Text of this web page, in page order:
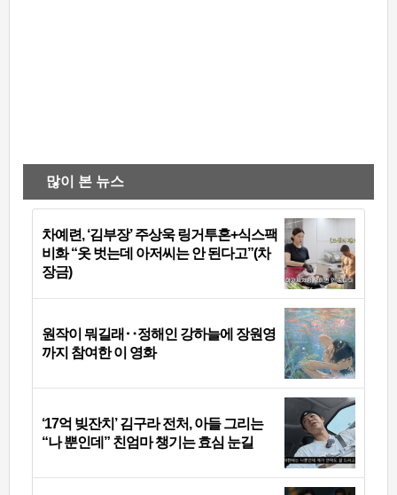
많이 본 뉴스
차예련, ‘김부장’ 주상욱 링거투혼+식스팩
비화 “옷 벗는데 아저씨는 안 된다고”(차
장금)
원작이 뭐길래‥정해인 강하늘에 장원영
까지 참여한 이 영화
‘17억 빚잔치’ 김구라 전처, 아들 그리는
“나 뿐인데” 친엄마 챙기는 효심 눈길